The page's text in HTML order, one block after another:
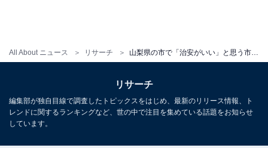
All About ニュース リサーチ
リサーチ
編集部が独自目線で調査したトピックスをはじめ、最新のリリース情報、ト
レンドに関するランキングなど、世の中で注目を集めている話題をお知らせ
しています。